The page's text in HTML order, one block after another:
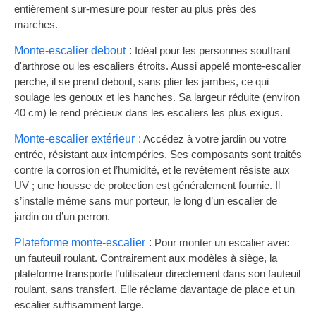
entièrement sur-mesure pour rester au plus près des
marches.
Monte-escalier debout
Idéal pour les personnes souffrant
d'arthrose ou les escaliers étroits. Aussi appelé monte-escalier
perche, il se prend debout, sans plier les jambes, ce qui
soulage les genoux et les hanches. Sa largeur réduite (environ
40 cm) le rend précieux dans les escaliers les plus exigus.
Monte-escalier extérieur
Accédez à votre jardin ou votre
entrée, résistant aux intempéries. Ses composants sont traités
contre la corrosion et l’humidité, et le revêtement résiste aux
UV ; une housse de protection est généralement fournie. Il
s’installe même sans mur porteur, le long d’un escalier de
jardin ou d’un perron.
Plateforme monte-escalier
Pour monter un escalier avec
un fauteuil roulant. Contrairement aux modèles à siège, la
plateforme transporte l’utilisateur directement dans son fauteuil
roulant, sans transfert. Elle réclame davantage de place et un
escalier suffisamment large.